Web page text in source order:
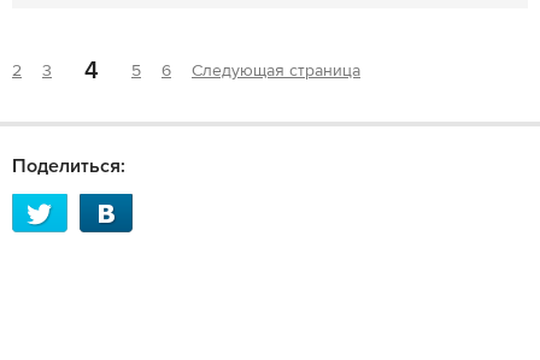
2 3 4 5 6 Следующая страница
Поделиться: